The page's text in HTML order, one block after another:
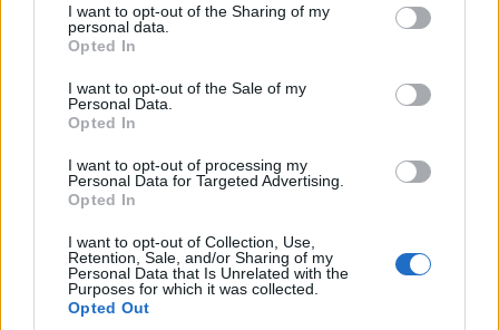
not limited to your visit or usage behaviour. You may click to
grant or deny consent to Google and its third-party tags to
use your data for below specified purposes in below Google
consent section.
I want to opt-out of the Sharing of my
personal data.
Opted In
I want to opt-out of the Sale of my
Personal Data.
Opted In
I want to opt-out of processing my
Personal Data for Targeted Advertising.
Opted In
I want to opt-out of Collection, Use,
Retention, Sale, and/or Sharing of my
Personal Data that Is Unrelated with the
Purposes for which it was collected.
Opted Out